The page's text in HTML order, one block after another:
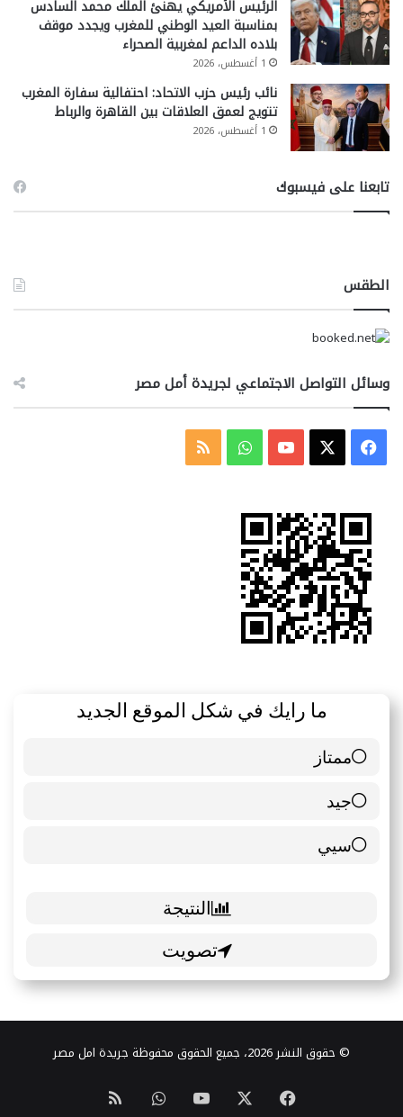
الرئيس الأمريكي يهنئ الملك محمد السادس
بمناسبة العيد الوطني للمغرب ويجدد موقف
بلاده الداعم لمغربية الصحراء
1 أغسطس، 2026
نائب رئيس حزب الاتحاد: احتفالية سفارة المغرب
تتويج لعمق العلاقات بين القاهرة والرباط
1 أغسطس، 2026
تابعنا على فيسبوك
الطقس
وسائل التواصل الاجتماعي لجريدة أمل مصر
فيسبوك ‫YouTubeواتسابملخص
ما رايك في شكل الموقع الجديد
ممتاز
6 ( 85.71 % )
جيد
0 ( 0 % )
سيي
1 ( 14.29 % )
© حقوق النشر 2026، جميع الحقوق محفوظة جريدة امل مصر
فيسبوك ‫YouTubeواتسابملخص